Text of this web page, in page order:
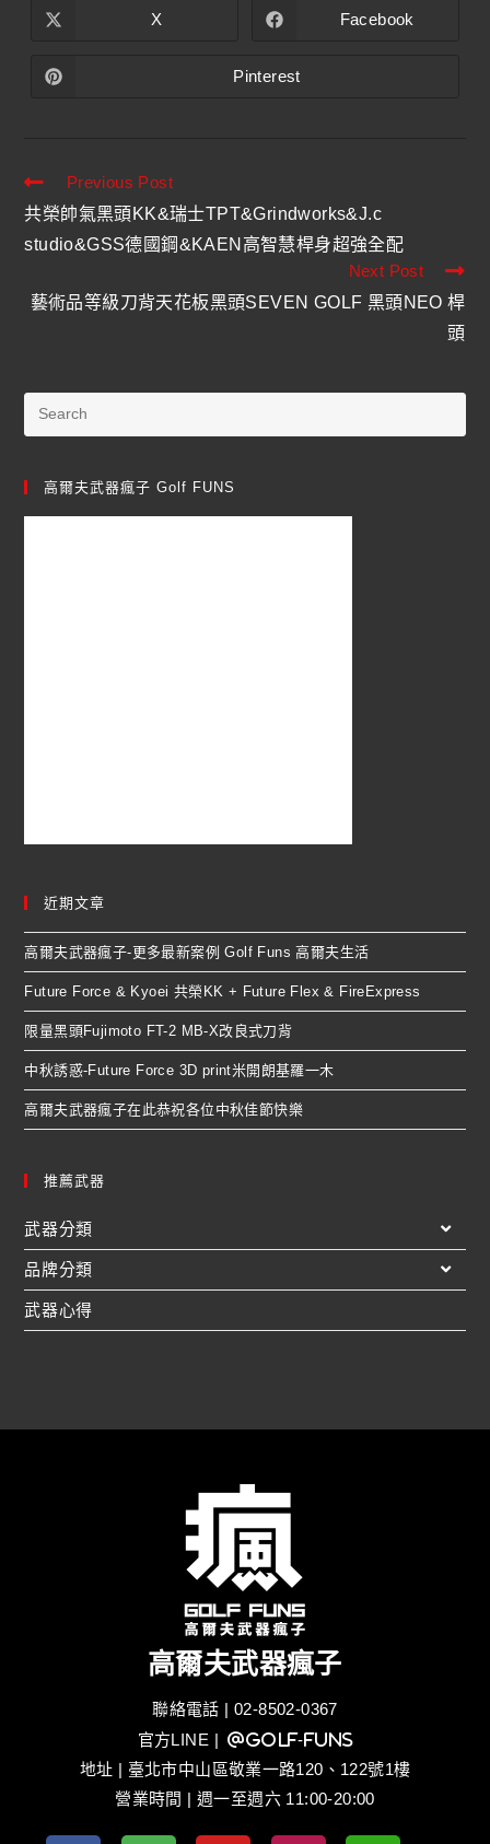
X Facebook
Pinterest
Previous Post
共榮帥氣黑頭KK&瑞士TPT&Grindworks&J.c
studio&GSS德國鋼&KAEN高智慧桿身超強全配
Next Post
藝術品等級刀背天花板黑頭SEVEN GOLF 黑頭NEO 桿
頭
高爾夫武器瘋子 Golf FUNS
近期文章
高爾夫武器瘋子-更多最新案例 Golf Funs 高爾夫生活
Future Force & Kyoei 共榮KK + Future Flex & FireExpress
限量黑頭Fujimoto FT-2 MB-X改良式刀背
中秋誘惑-Future Force 3D print米開朗基羅一木
高爾夫武器瘋子在此恭祝各位中秋佳節快樂
推薦武器
武器分類
品牌分類
武器心得
高爾夫武器瘋子
聯絡電話 | 02-8502-0367
官方LINE | @golf-funs
地址 | 臺北市中山區敬業一路120、122號1樓
營業時間 | 週一至週六 11:00-20:00